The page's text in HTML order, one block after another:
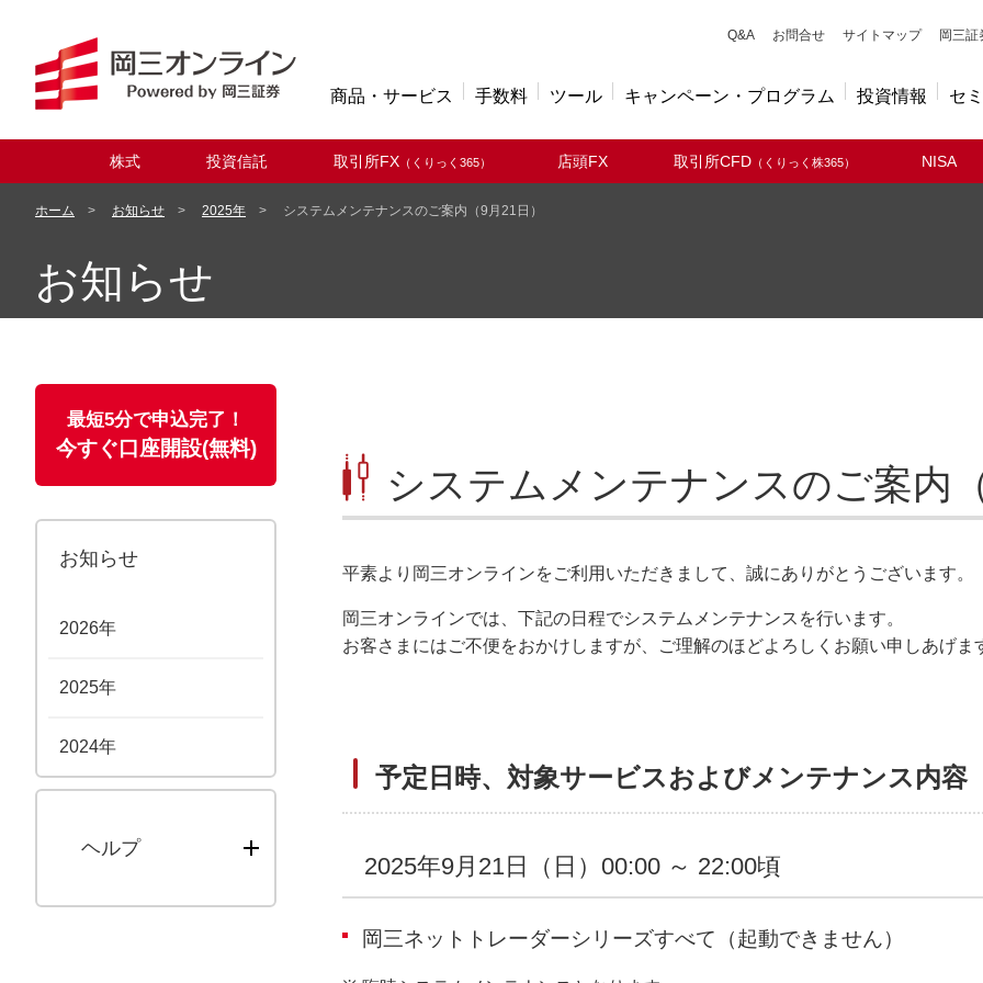
Q&Aキューアンドエー
お問合せ サイトマップ 岡三
商品・サービス 手数料 ツール キャンペーン・プログラム 投資情報 セ
株式 投資信託 取引所FX（くりっく365） 店頭FX 取引所CFD（くりっく株365） NISA
ホーム お知らせ 2025年 システムメンテナンスのご案内（9月21日）
お知らせ
システムメンテナンスのご案内
平素より岡三オンラインをご利用いただきまして、誠にありがとうございます。
岡三オンラインでは、下記の日程でシステムメンテナンスを行います。
お客さまにはご不便をおかけしますが、ご理解のほどよろしくお願い申しあげま
予定日時、対象サービスおよびメンテナンス内容
2025年9月21日（日）00:00 ～ 22:00頃
岡三ネットトレーダーシリーズすべて（起動できません）
最短5分で申込完了！
今すぐ口座開設(無料)
お知らせ
2026年
2025年
2024年
ヘルプ